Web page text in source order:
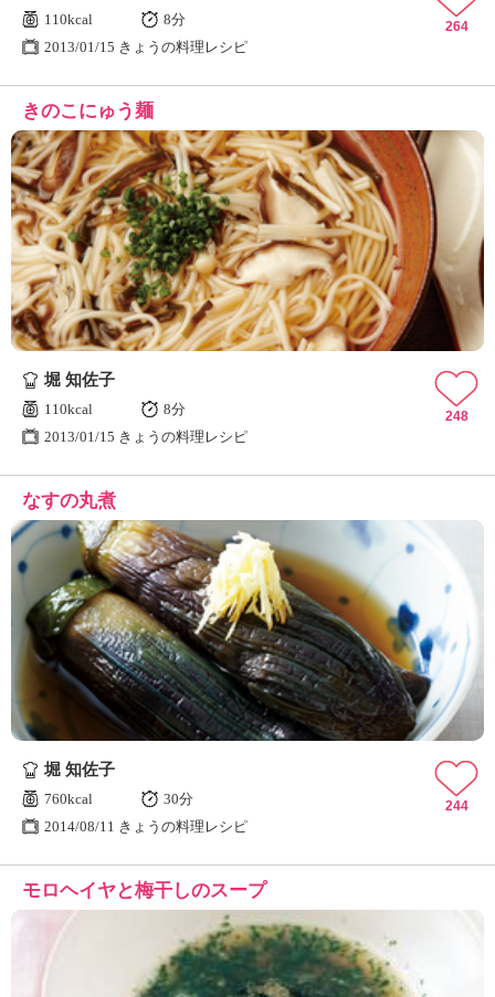
110kcal
8分
2013/01/15 きょうの料理レシピ
264
きのこにゅう麺
堀 知佐子
110kcal
8分
2013/01/15 きょうの料理レシピ
248
なすの丸煮
堀 知佐子
760kcal
30分
2014/08/11 きょうの料理レシピ
244
モロヘイヤと梅干しのスープ